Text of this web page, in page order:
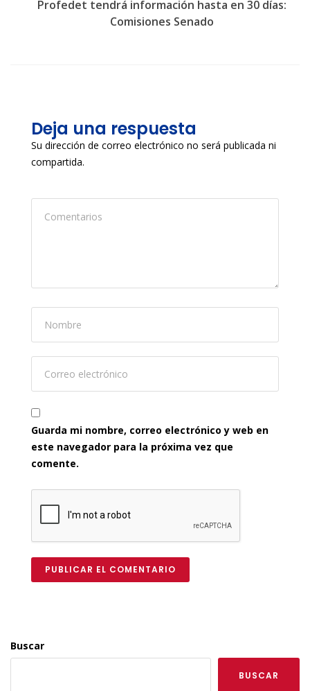
Profedet tendrá información hasta en 30 días:
Comisiones Senado
Deja una respuesta
Su dirección de correo electrónico no será publicada ni
compartida.
Guarda mi nombre, correo electrónico y web en
este navegador para la próxima vez que
comente.
PUBLICAR EL COMENTARIO
Buscar
BUSCAR